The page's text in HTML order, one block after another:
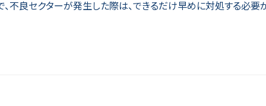
不良セクターが発生した際は、できるだけ早めに対処する必要